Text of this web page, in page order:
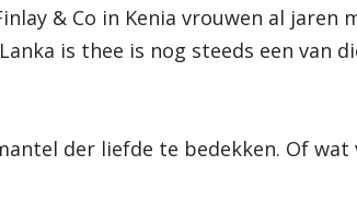
& Co in Kenia vrouwen al
is thee is nog steeds een van
der liefde te bedekken. Of